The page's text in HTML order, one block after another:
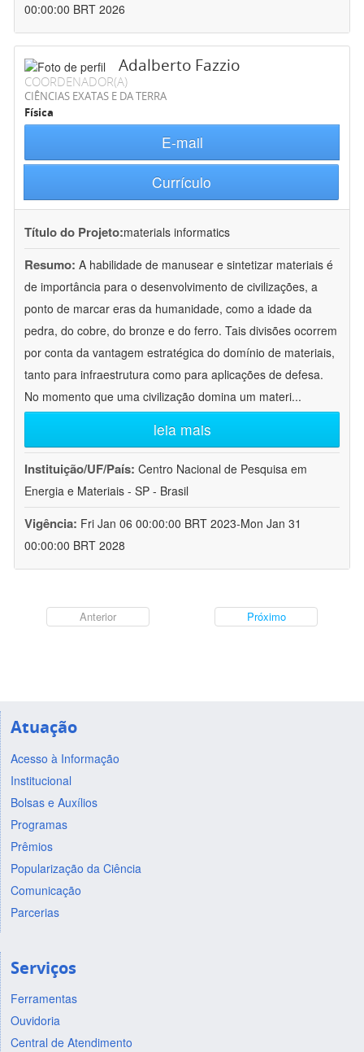
00:00:00 BRT 2026
Adalberto Fazzio
COORDENADOR(A)
CIÊNCIAS EXATAS E DA TERRA
Física
E-mail
Currículo
Título do Projeto:materials informatics
Resumo: A habilidade de manusear e sintetizar materiais é
de importância para o desenvolvimento de civilizações, a
ponto de marcar eras da humanidade, como a idade da
pedra, do cobre, do bronze e do ferro. Tais divisões ocorrem
por conta da vantagem estratégica do domínio de materiais,
tanto para infraestrutura como para aplicações de defesa.
No momento que uma civilização domina um materi...
leia mais
Instituição/UF/País: Centro Nacional de Pesquisa em
Energia e Materiais - SP - Brasil
Vigência: Fri Jan 06 00:00:00 BRT 2023-Mon Jan 31
00:00:00 BRT 2028
Anterior Próximo
Atuação
Acesso à Informação
Institucional
Bolsas e Auxílios
Programas
Prêmios
Popularização da Ciência
Comunicação
Parcerias
Serviços
Ferramentas
Ouvidoria
Central de Atendimento